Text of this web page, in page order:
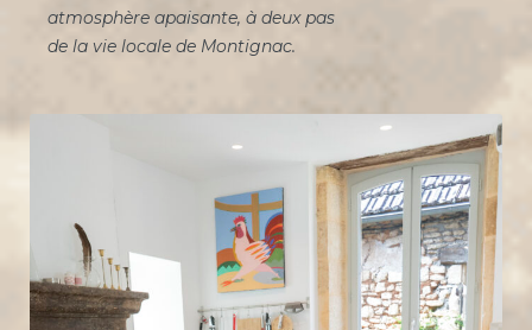
atmosphère apaisante, à deux pas
de la vie locale de Montignac.